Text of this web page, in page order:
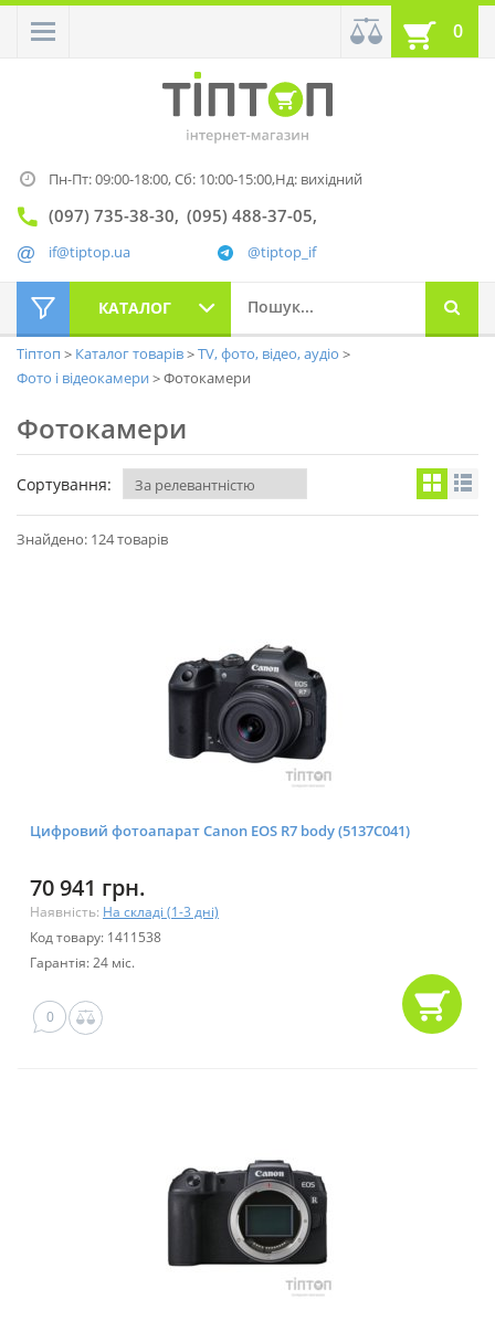
0
Пн-Пт: 09:00-18:00,Сб: 10:00-15:00,Нд: вихідний
(097) 735-38-30 (095) 488-37-05
@tiptop_if
if@tiptop.ua
КАТАЛОГ
Тіптоп Каталог товарів
TV, фото, відео, аудіо
Фото і відеокамери
Фотокамери
Фотокамери
Сортування:
Знайдено: 124 товарів
Цифровий фотоапарат Canon EOS R7 body (5137C041)
70 941 грн.
Наявність: На складі (1-3 дні)
Код товару: 1411538
Гарантія: 24 міс.
0